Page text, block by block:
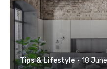
Tips & Lifestyle · 18